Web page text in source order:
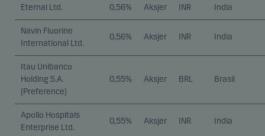
Eternal Ltd. 0,56% Aksjer INR India
Navin Fluorine
International Ltd.
0,56% Aksjer INR India
Itau Unibanco
Holding S.A.
(Preference)
0,55% Aksjer BRL Brasil
Apollo Hospitals
Enterprise Ltd.
0,55% Aksjer INR India